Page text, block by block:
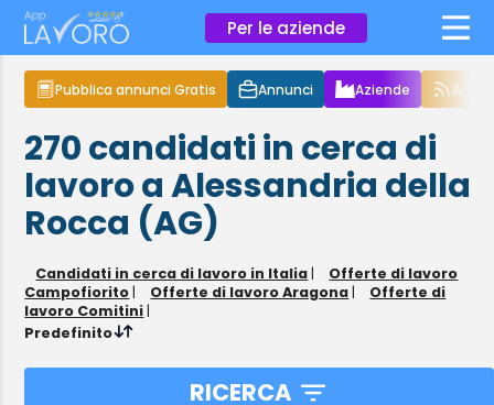
Per le aziende ×
Pubblica annunci Gratis Annunci Aziende
270candidati in cerca di
lavoroa Alessandria della
Rocca (AG)
Candidati in cerca di lavoro in Italia |
Offerte di lavoro
Campofiorito | Offerte di lavoro Aragona |
Offerte di
lavoro Comitini |
Predefinito
RICERCA